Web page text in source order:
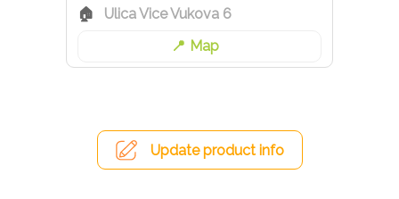
Ulica Vice Vukova 6
Map
Update product info